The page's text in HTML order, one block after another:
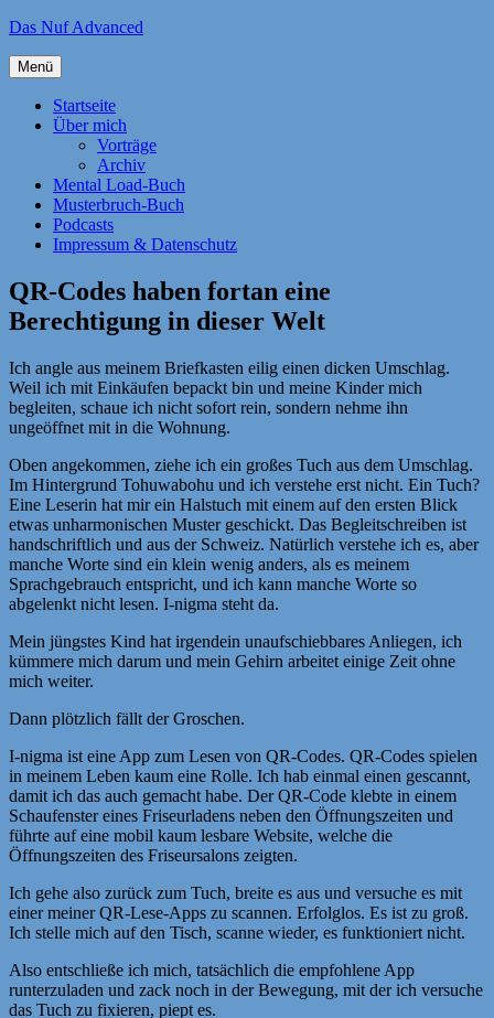
Zum
springen
Das Nuf Advanced
Menü
Startseite
Über mich
Vorträge
Archiv
Mental Load-Buch
Musterbruch-Buch
Podcasts
Impressum & Datenschutz
QR-Codes haben fortan eine
Berechtigung in dieser Welt
Ich angle aus meinem Briefkasten eilig einen dicken Umschlag.
Weil ich mit Einkäufen bepackt bin und meine Kinder mich
begleiten, schaue ich nicht sofort rein, sondern nehme ihn
ungeöffnet mit in die Wohnung.
Oben angekommen, ziehe ich ein großes Tuch aus dem Umschlag.
Im Hintergrund Tohuwabohu und ich verstehe erst nicht. Ein Tuch?
Eine Leserin hat mir ein Halstuch mit einem auf den ersten Blick
etwas unharmonischen Muster geschickt. Das Begleitschreiben ist
handschriftlich und aus der Schweiz. Natürlich verstehe ich es, aber
manche Worte sind ein klein wenig anders, als es meinem
Sprachgebrauch entspricht, und ich kann manche Worte so
abgelenkt nicht lesen. I-nigma steht da.
Mein jüngstes Kind hat irgendein unaufschiebbares Anliegen, ich
kümmere mich darum und mein Gehirn arbeitet einige Zeit ohne
mich weiter.
Dann plötzlich fällt der Groschen.
I-nigma ist eine App zum Lesen von QR-Codes. QR-Codes spielen
in meinem Leben kaum eine Rolle. Ich hab einmal einen gescannt,
damit ich das auch gemacht habe. Der QR-Code klebte in einem
Schaufenster eines Friseurladens neben den Öffnungszeiten und
führte auf eine mobil kaum lesbare Website, welche die
Öffnungszeiten des Friseursalons zeigten.
Ich gehe also zurück zum Tuch, breite es aus und versuche es mit
einer meiner QR-Lese-Apps zu scannen. Erfolglos. Es ist zu groß.
Ich stelle mich auf den Tisch, scanne wieder, es funktioniert nicht.
Also entschließe ich mich, tatsächlich die empfohlene App
runterzuladen und zack noch in der Bewegung, mit der ich versuche
das Tuch zu fixieren, piept es.